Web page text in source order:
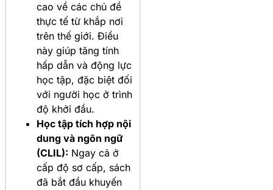
cao về các chủ đề
thực tế từ khắp nơi
trên thế giới. Điều
này giúp tăng tính
hấp dẫn và động lực
học tập, đặc biệt đối
với người học ở trình
độ khởi đầu.
Học tập tích hợp nội
dung và ngôn ngữ
(CLIL): Ngay cả ở
cấp độ sơ cấp, sách
đã bắt đầu khuyến